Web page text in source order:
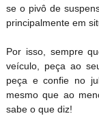
se o pivô de
principalmente em
Por isso, sempre
veículo, peça ao
peça e confie no
mesmo que ao
sabe o que diz!